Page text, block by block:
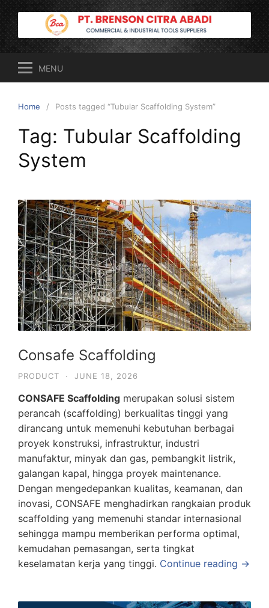
Skip
content
MENU
Home Posts tagged “Tubular Scaffolding System”
Tag: Tubular Scaffolding
System
Consafe Scaffolding
PRODUCT · JUNE 18, 2026
CONSAFE Scaffolding merupakan solusi sistem
perancah (scaffolding) berkualitas tinggi yang
dirancang untuk memenuhi kebutuhan berbagai
proyek konstruksi, infrastruktur, industri
manufaktur, minyak dan gas, pembangkit listrik,
galangan kapal, hingga proyek maintenance.
Dengan mengedepankan kualitas, keamanan, dan
inovasi, CONSAFE menghadirkan rangkaian produk
scaffolding yang memenuhi standar internasional
sehingga mampu memberikan performa optimal,
kemudahan pemasangan, serta tingkat
keselamatan kerja yang tinggi. Continue reading →